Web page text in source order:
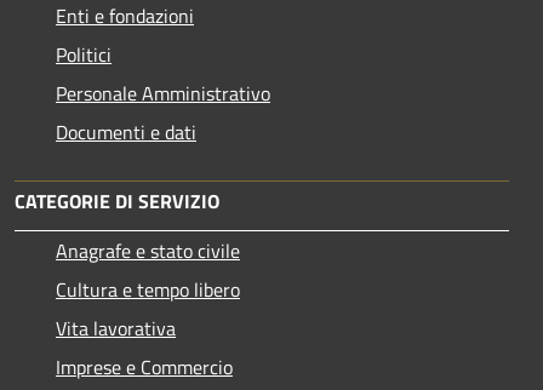
Enti e fondazioni
Politici
Personale Amministrativo
Documenti e dati
CATEGORIE DI SERVIZIO
Anagrafe e stato civile
Cultura e tempo libero
Vita lavorativa
Imprese e Commercio